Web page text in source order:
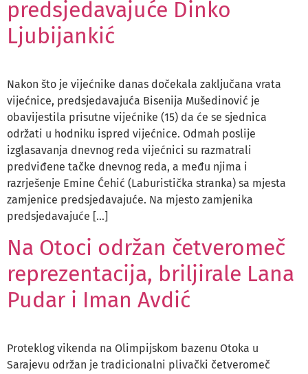
predsjedavajuće Dinko
Ljubijankić
Nakon što je vijećnike danas dočekala zaključana vrata
vijećnice, predsjedavajuća Bisenija Mušedinović je
obavijestila prisutne vijećnike (15) da će se sjednica
održati u hodniku ispred vijećnice. Odmah poslije
izglasavanja dnevnog reda vijećnici su razmatrali
predviđene tačke dnevnog reda, a među njima i
razrješenje Emine Ćehić (Laburistička stranka) sa mjesta
zamjenice predsjedavajuće. Na mjesto zamjenika
predsjedavajuće […]
Na Otoci održan četveromeč
reprezentacija, briljirale Lana
Pudar i Iman Avdić
Proteklog vikenda na Olimpijskom bazenu Otoka u
Sarajevu održan je tradicionalni plivački četveromeč